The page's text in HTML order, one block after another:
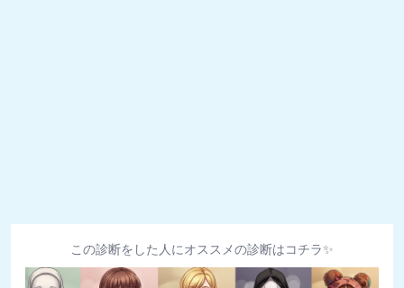
この診断をした人にオススメの診断はコチラ✨